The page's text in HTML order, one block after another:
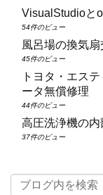
VisualStudioと
54件のビュー
風呂場の換気扇
45件のビュー
トヨタ・エス
ータ無償修理
44件のビュー
高圧洗浄機の
37件のビュー